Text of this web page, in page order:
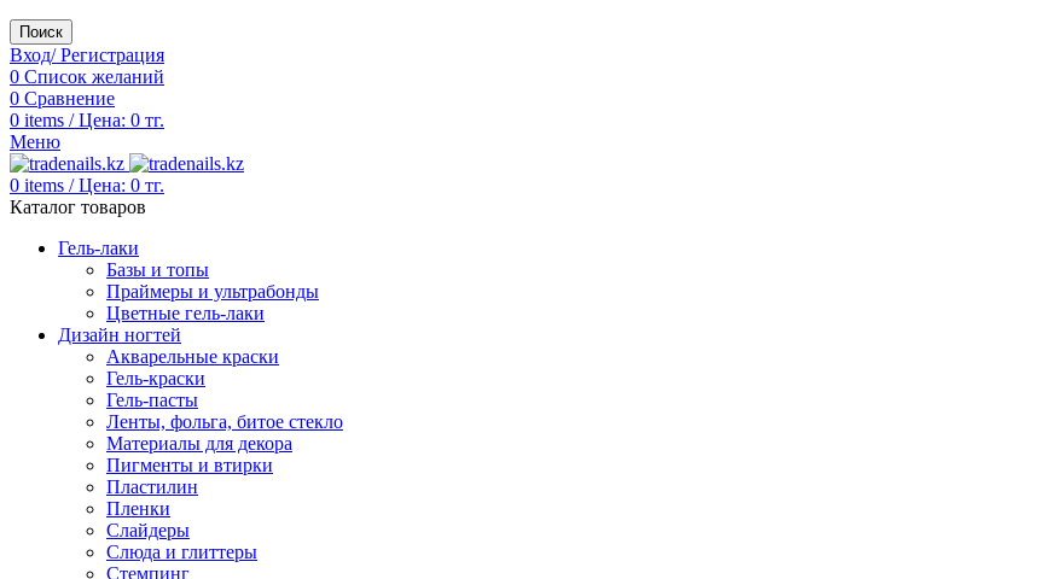
Поиск
Вход/ Регистрация
0 Список желаний
0 Сравнение
0 items / Цена: 0 тг.
Меню
0 items / Цена: 0 тг.
Каталог товаров
Гель-лаки
Базы и топы
Праймеры и ультрабонды
Цветные гель-лаки
Дизайн ногтей
Акварельные краски
Гель-краски
Гель-пасты
Ленты, фольга, битое стекло
Материалы для декора
Пигменты и втирки
Пластилин
Пленки
Слайдеры
Слюда и глиттеры
Стемпинг